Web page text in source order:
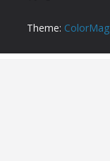
Theme: ColorMag